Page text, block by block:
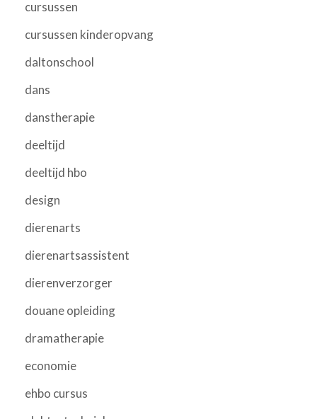
cursussen
cursussen kinderopvang
daltonschool
dans
danstherapie
deeltijd
deeltijd hbo
design
dierenarts
dierenartsassistent
dierenverzorger
douane opleiding
dramatherapie
economie
ehbo cursus